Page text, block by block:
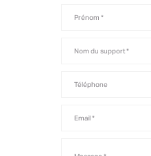
Prénom
Nom
support
Téléphone
Email